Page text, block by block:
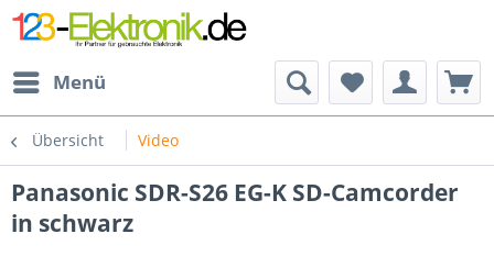
Menü
Übersicht Video
Panasonic SDR-S26 EG-K SD-Camcorder
in schwarz